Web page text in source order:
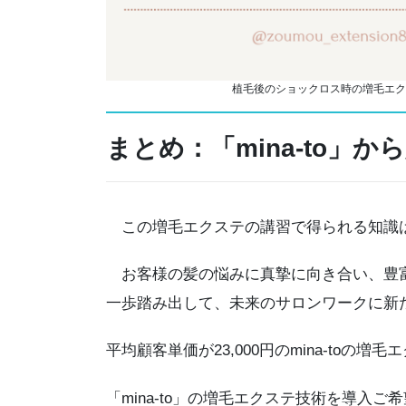
植毛後のショックロス時の増毛エ
まとめ：「mina-to」か
この増毛エクステの講習で得られる知識
お客様の髪の悩みに真摯に向き合い、豊
一歩踏み出して、未来のサロンワークに
平均顧客単価が23,000円のmina-toの増毛
「mina-to」の増毛エクステ技術を導入ご